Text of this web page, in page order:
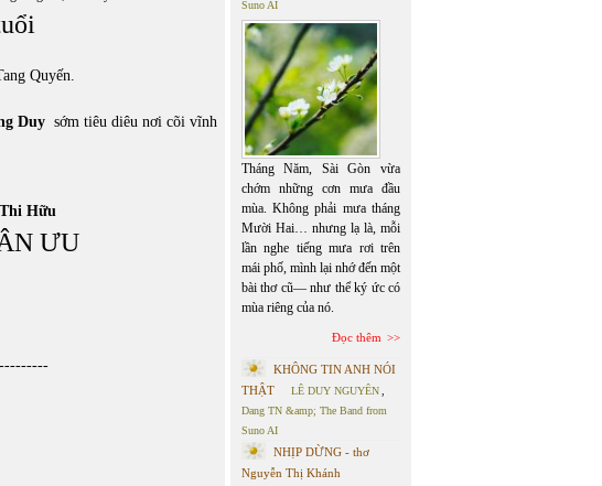
Quyến.
Duy sớm tiêu diêu nơi cõi vĩnh
Hữu
ƯU
Suno AI
Tháng Năm, Sài Gòn vừa
chớm những cơn mưa đầu
mùa. Không phải mưa tháng
Mười Hai… nhưng lạ là, mỗi
lần nghe tiếng mưa rơi trên
mái phố, mình lại nhớ đến một
bài thơ cũ— như thể ký ức có
mùa riêng của nó.
Đọc thêm
KHÔNG TIN ANH NÓI
THẬT
LÊ DUY NGUYÊN
Dang TN &amp; The Band from
Suno AI
NHỊP DỪNG - thơ
Nguyễn Thị Khánh